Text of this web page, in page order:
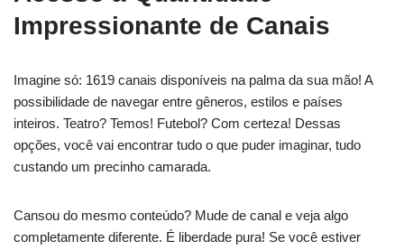
Impressionante de Canais
Imagine só: 1619 canais disponíveis na palma da sua mão! A
possibilidade de navegar entre gêneros, estilos e países
inteiros. Teatro? Temos! Futebol? Com certeza! Dessas
opções, você vai encontrar tudo o que puder imaginar, tudo
custando um precinho camarada.
Cansou do mesmo conteúdo? Mude de canal e veja algo
completamente diferente. É liberdade pura! Se você estiver